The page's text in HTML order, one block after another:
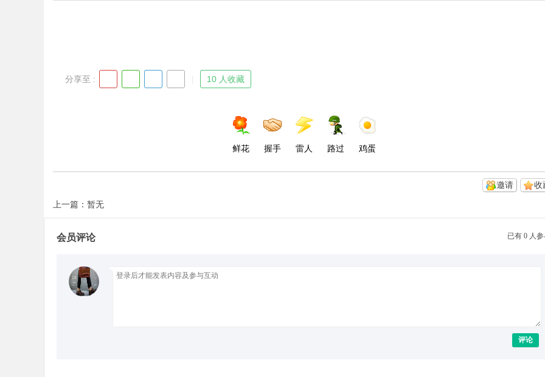
分享至 : 10 人收藏
鲜花 握手 雷人 路过 鸡蛋
收
邀请
上一篇：暂无
已有 0 人
会员评论
评论